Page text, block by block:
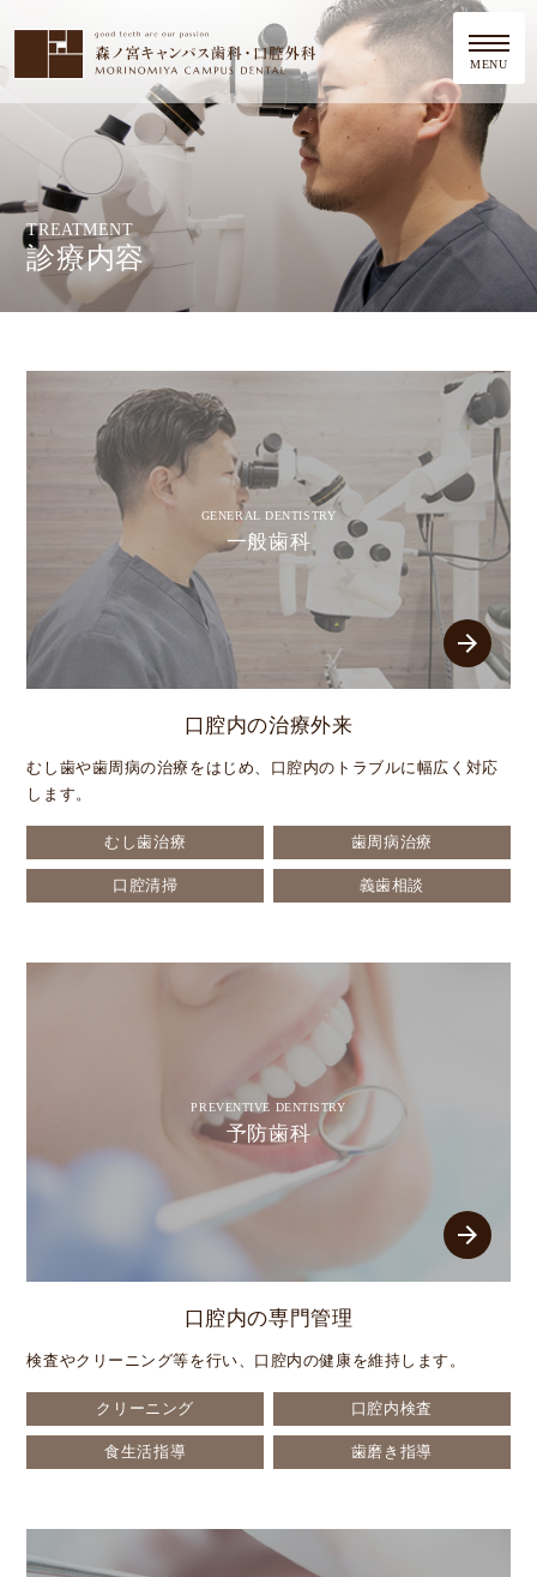
MENU
TREATMENT
診療内容
GENERAL DENTISTRY
一般歯科
arrow_forward
口腔内の治療外来
むし歯や歯周病の治療をはじめ、口腔内のトラブルに幅広く対応
します。
むし歯治療 歯周病治療
口腔清掃 義歯相談
PREVENTIVE DENTISTRY
予防歯科
arrow_forward
口腔内の専門管理
検査やクリーニング等を行い、口腔内の健康を維持します。
クリーニング 口腔内検査
食生活指導 歯磨き指導